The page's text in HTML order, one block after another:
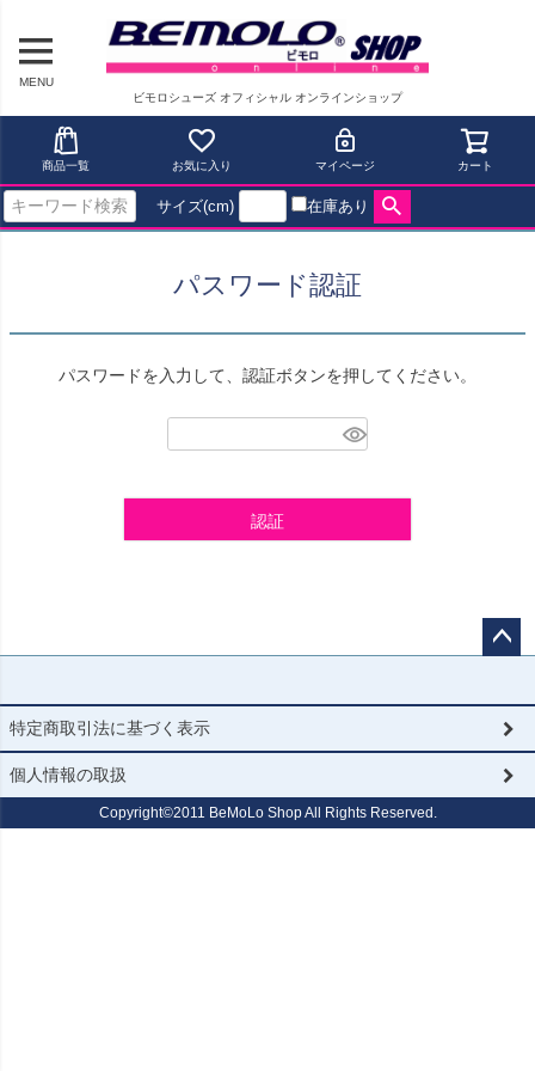
MENU
ビモロシューズ オフィシャル オンラインショップ
商品一覧 お気に入り マイページ カート
サイズ(cm) 在庫あり
パスワード認証
パスワードを入力して、認証ボタンを押してください。
認証
ップ
特定商取引法に基づく表示
個人情報の取扱
Copyright©2011 BeMoLo Shop All Rights Reserved.